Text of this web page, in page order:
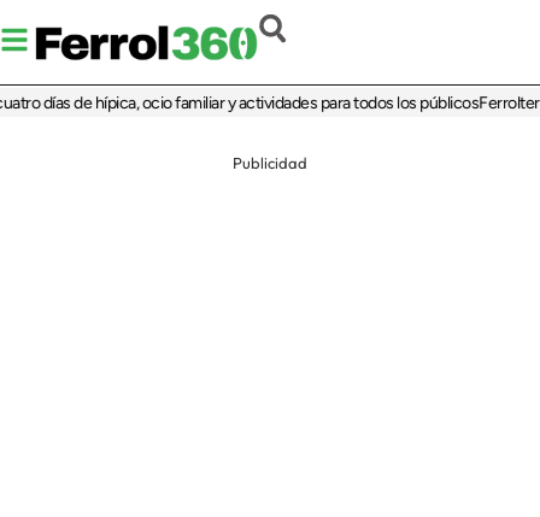
días de hípica, ocio familiar y actividades para todos los públicosFerrolterra
Publicidad